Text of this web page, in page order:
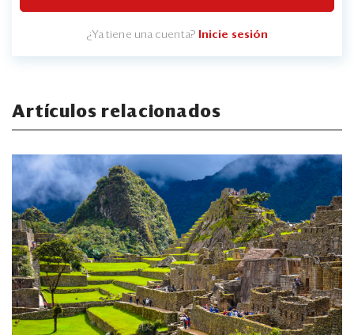
¿Ya tiene una cuenta? Inicie sesión
Artículos relacionados